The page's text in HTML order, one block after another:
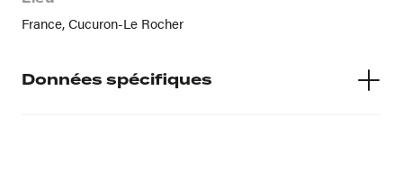
France, Cucuron-Le Rocher
Données spécifiques